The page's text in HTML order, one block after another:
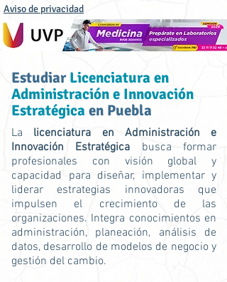
Aviso de privacidad
EstudiarLicenciatura en
Administración e Innovación
Estratégica en Puebla
La licenciatura en Administración e
Innovación Estratégica
busca formar
profesionales con visión global y
capacidad para diseñar, implementar y
liderar estrategias innovadoras que
impulsen el crecimiento de las
organizaciones. Integra conocimientos en
administración, planeación, análisis de
datos, desarrollo de modelos de negocio y
gestión del cambio.